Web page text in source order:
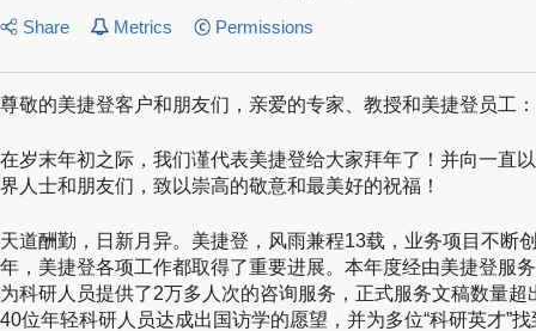
Share Metrics Permissions
尊敬的美捷登客户和朋友们，亲爱的专家、教授和美捷登员工：
在岁末年初之际，我们谨代表美捷登给大家拜年了！并向一直
界人士和朋友们，致以崇高的敬意和最美好的祝福！
天道酬勤，日新月异。美捷登，风雨兼程13载，业务项目不断
年，美捷登各项工作都取得了重要进展。本年度经由美捷登服
为科研人员提供了2万多人次的咨询服务，正式服务文稿数量
40位年轻科研人员达成出国访学的愿望，并为多位“科研英才”找